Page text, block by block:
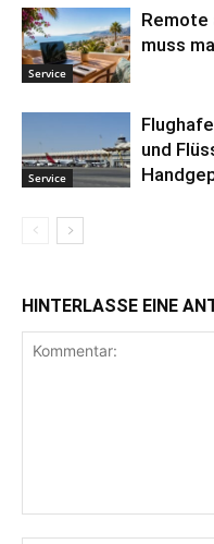
Service
Remote
muss
Service
und
HINTERLASSE EINE